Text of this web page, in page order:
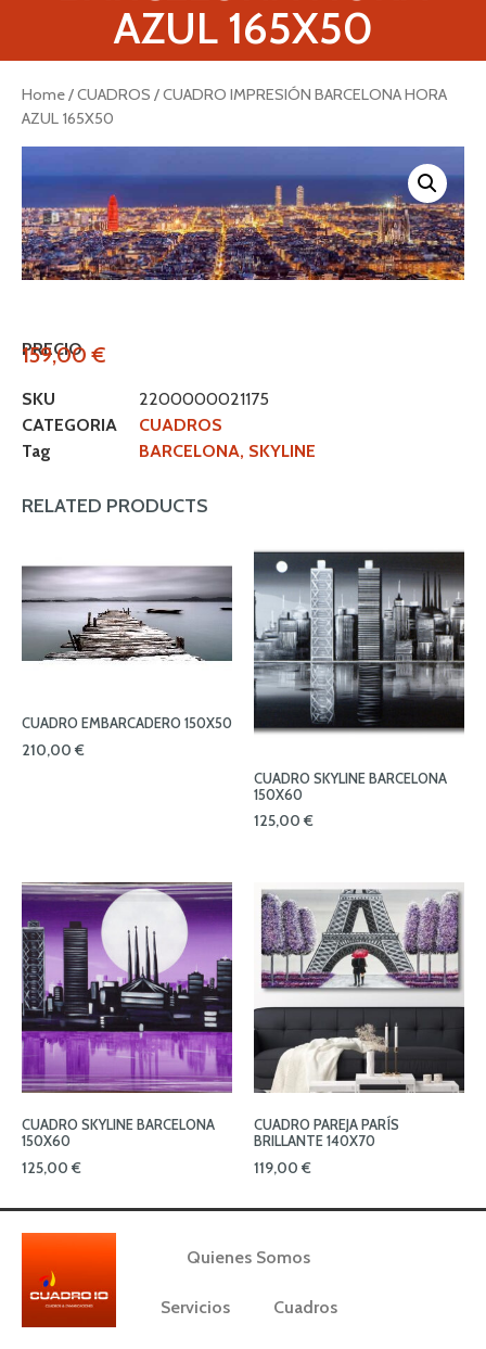
AZUL 165X50
Home/CUADROS / CUADRO IMPRESIÓN BARCELONA HORA
AZUL 165X50
PRECIO
159,00€
SKU
2200000021175
CATEGORIA
CUADROS
Tag
BARCELONA, SKYLINE
RELATED PRODUCTS
CUADRO EMBARCADERO 150X50
210,00 €
CUADRO SKYLINE BARCELONA
150X60
125,00 €
CUADRO SKYLINE BARCELONA
150X60
125,00 €
CUADRO PAREJA PARÍS
BRILLANTE 140X70
119,00 €
Quienes Somos
Servicios Cuadros